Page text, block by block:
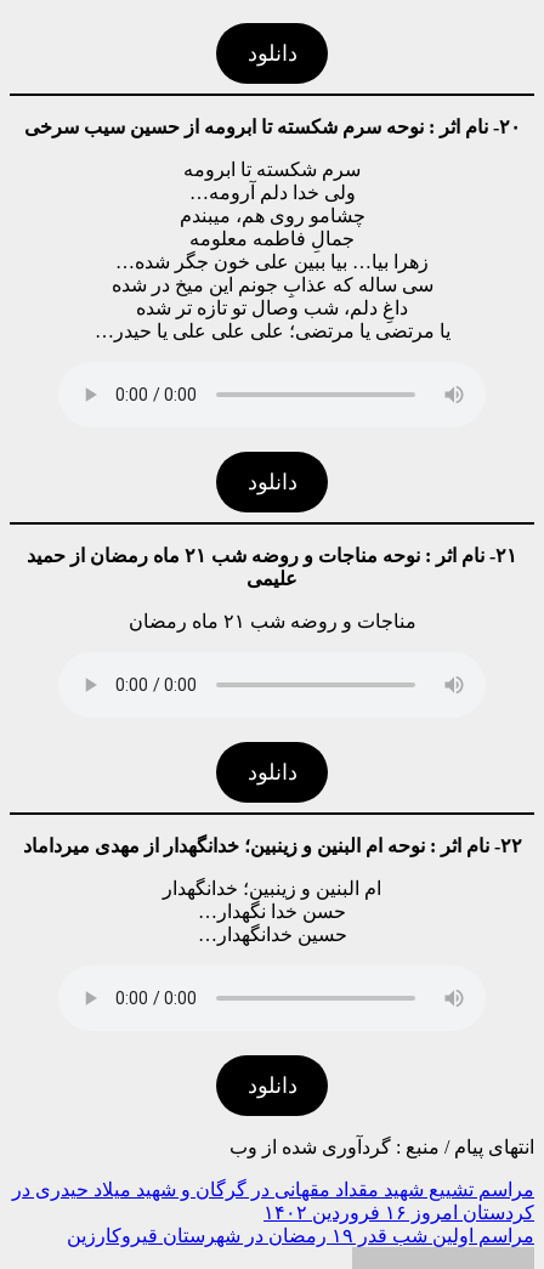
دانلود
۲۰- نام اثر : نوحه سرم شکسته تا ابرومه از حسین سیب سرخی
سرم شکسته تا ابرومه
ولی خدا دلم آرومه…
چشامو روی هم، میبندم
جمالِ فاطمه معلومه
زهرا بیا… بیا ببین علی خون جگر شده…
سی ساله که عذابِ جونم این میخ در شده
داغِ دلم، شب وصال تو تازه تر شده
یا مرتضی یا مرتضی؛ علی علی علی یا حیدر…
دانلود
۲۱- نام اثر : نوحه مناجات و روضه شب ۲۱ ماه رمضان از حمید
علیمی
مناجات و روضه شب ۲۱ ماه رمضان
دانلود
۲۲- نام اثر : نوحه ام البنین و زینبین؛ خدانگهدار از مهدی میرداماد
ام البنین و زینبین؛ خدانگهدار
حسن خدا نگهدار…
حسین خدانگهدار…
دانلود
انتهای پیام / منبع : گردآوری شده از وب
راهبری
نوشته
مراسم تشییع شهید مقداد مقهانی در گرگان و شهید میلاد حیدری در
کردستان امروز ۱۶ فروردین ۱۴۰۲
مراسم اولین شب قدر ۱۹ رمضان در شهرستان قیروکارزین